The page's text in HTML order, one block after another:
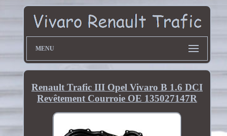
MENU
Renault Trafic III Opel Vivaro B 1.6 DCI
Revêtement Courroie OE 135027147R